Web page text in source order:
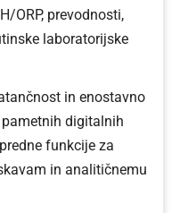
ORP, prevodnosti,
laboratorijske
in enostavno
digitalnih
funkcije za
in analitičnemu